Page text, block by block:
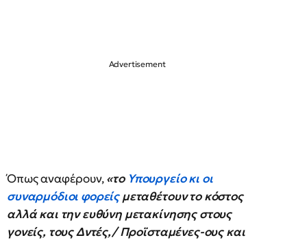
Όπως αναφέρουν,«το Υπουργείο κι οι
συναρμόδιοι φορείςμεταθέτουν το κόστος
αλλά και την ευθύνη μετακίνησης στους
γονείς, τους Δντές,/ Προϊσταμένες-oυς και